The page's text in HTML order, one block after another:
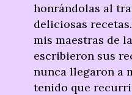
honrándolas al
deliciosas
mis maestras de
escribieron sus
nunca llegaron a
tenido que